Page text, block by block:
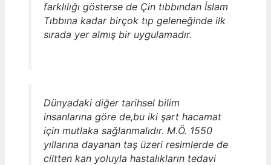
farklılığı gösterse de Çin tıbbından İslam
Tıbbına kadar birçok tıp geleneğinde ilk
sırada yer almış bir uygulamadır.
Dünyadaki diğer tarihsel bilim
insanlarına göre de,bu iki şart hacamat
için mutlaka sağlanmalıdır. M.Ö. 1550
yıllarına dayanan taş üzeri resimlerde de
ciltten kan yoluyla hastalıkların tedavi